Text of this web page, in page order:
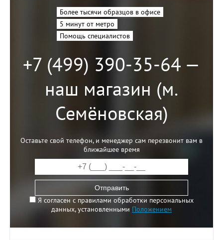
Более тысячи образцов в офисе
5 минут от метро
Помощь специалистов
+7 (499) 390-35-64 —
наш магазин (м.
Семёновская)
Оставьте свой телефон, и менеджер сам перезвонит вам в
ближайшее время
Отправить
Я согласен с правилами обработки персональных
данных, установленными Положением